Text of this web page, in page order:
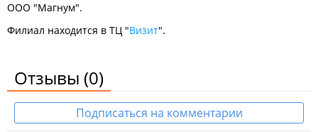
ООО "Магнум".
Филиал находится в ТЦ "Визит".
Отзывы (0)
Подписаться на комментарии